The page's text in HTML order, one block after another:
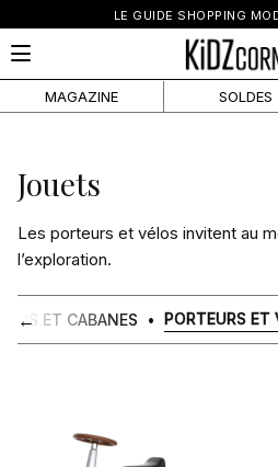
LE GUIDE SHOPPING
MAGAZINE SOLDES
Porteurs
et
vélos
Jouets
Les porteurs et vélos invitent au
l’exploration.
← ET CABANES PORTEURS ET